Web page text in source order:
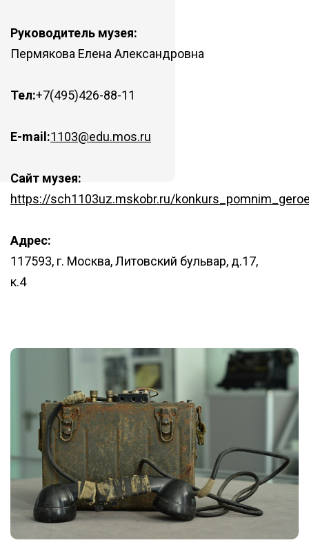
Руководитель музея:
Пермякова Елена Александровна
Тел:+7(495)426-88-11
E-mail:1103@edu.mos.ru
Сайт музея:
https://sch1103uz.mskobr.ru/
Адрес:
117593, г. Москва, Литовский бульвар, д.17,
к.4